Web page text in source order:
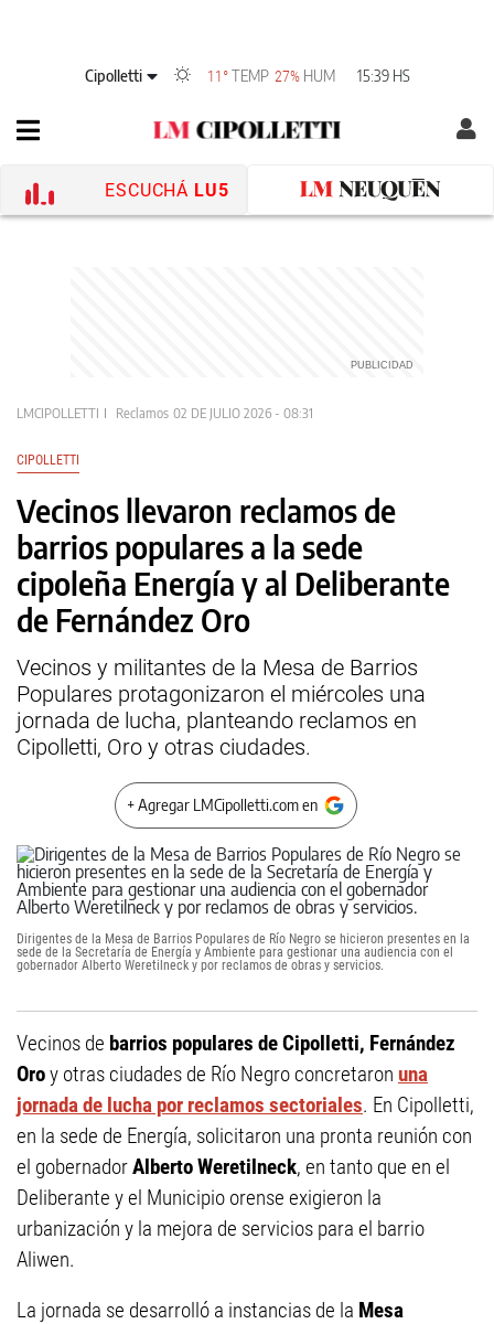
Cipolletti 11° TEMP 27% HUM 15:39 HS
ESCUCHÁ LU5
LMCIPOLLETTI Reclamos 02 DE JULIO 2026 - 08:31
CIPOLLETTI
Vecinos llevaron reclamos de
barrios populares a la sede
cipoleña Energía y al Deliberante
de Fernández Oro
Vecinos y militantes de la Mesa de Barrios
Populares protagonizaron el miércoles una
jornada de lucha, planteando reclamos en
Cipolletti, Oro y otras ciudades.
+ Agregar LMCipolletti.com en
Dirigentes de la Mesa de Barrios Populares de Río Negro se hicieron presentes en la
sede de la Secretaría de Energía y Ambiente para gestionar una audiencia con el
gobernador Alberto Weretilneck y por reclamos de obras y servicios.
Vecinos de barrios populares de Cipolletti, Fernández
Oroy otras ciudades de Río Negro concretaron una
jornada de lucha por reclamos sectoriales. En Cipolletti,
en la sede de Energía, solicitaron una pronta reunión con
el gobernadorAlberto Weretilneck, en tanto que en el
Deliberante y el Municipio orense exigieron la
urbanización y la mejora de servicios para el barrio
Aliwen.
La jornada se desarrolló a instancias de la Mesa